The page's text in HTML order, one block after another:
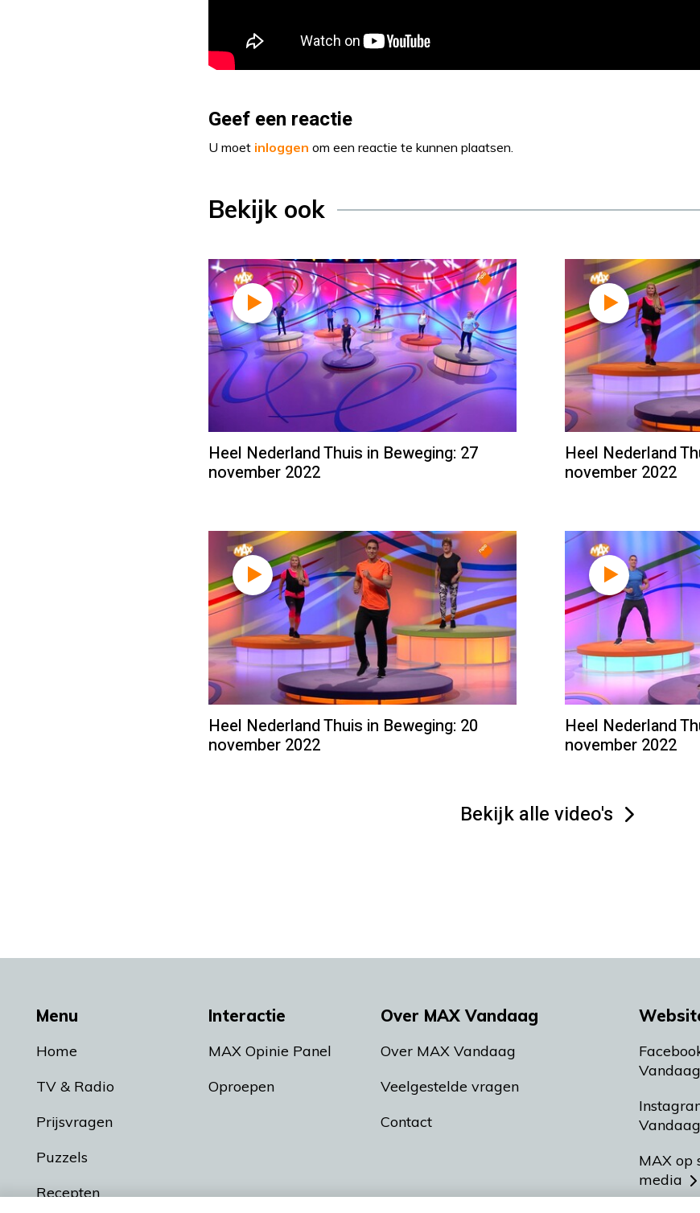
Geef een reactie
U moet inloggen om een reactie te kunnen plaatsen.
Bekijk ook
Heel Nederland Thuis in Beweging: 27
november 2022
Heel Nederland
november 2022
Heel Nederland Thuis in Beweging: 20
november 2022
Heel Nederland
november 2022
Bekijk alle video's
Menu
Home
TV & Radio
Prijsvragen
Puzzels
Recepten
Interactie
MAX Opinie Panel
Oproepen
Over MAX Vandaag
Over MAX Vandaag
Veelgestelde vragen
Contact
Vandaag
Vandaag
MAX op
media